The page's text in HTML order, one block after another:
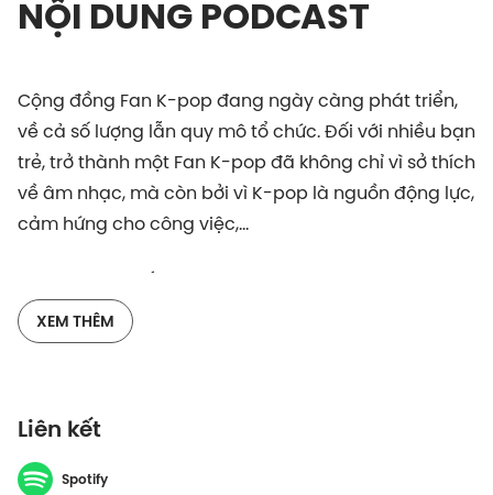
NỘI DUNG PODCAST
Cộng đồng Fan K-pop đang ngày càng phát triển,
về cả số lượng lẫn quy mô tổ chức. Đối với nhiều bạn
trẻ, trở thành một Fan K-pop đã không chỉ vì sở thích
về âm nhạc, mà còn bởi vì K-pop là nguồn động lực,
cảm hứng cho công việc,…
Trong tập Bít Tất hôm nay, hãy cùng Zoey, Sà -
Video Producer và Victoria Trần, Event Manager tại
Vietcetera tìm hiểu sâu hơn về khái niệm fan Kpop
Bạn có thể gửi nhận xét hoặc đóng góp ý tưởng về
địa chỉ email bittat@vietcetera.com.
XEM THÊM
Liên kết
Spotify